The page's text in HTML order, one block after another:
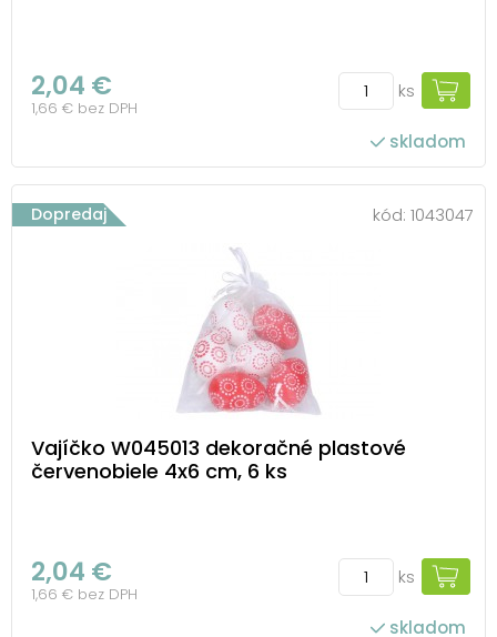
2,04 €
1,66 € bez DPH
ks
skladom
Dopredaj kód: 1043047
Vajíčko W045013 dekoračné plastové
červenobiele 4x6 cm, 6 ks
2,04 €
1,66 € bez DPH
ks
skladom